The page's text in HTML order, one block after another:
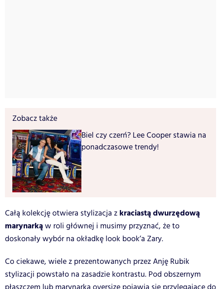
Zobacz także
Biel czy czerń? Lee Cooper stawia na
ponadczasowe trendy!
Całą kolekcję otwiera stylizacja z kraciastą dwurzędową
marynarkąw roli głównej i musimy przyznać, że to
doskonały wybór na okładkę look book’a Zary.
Co ciekawe, wiele z prezentowanych przez Anję Rubik
stylizacji powstało na zasadzie kontrastu. Pod obszernym